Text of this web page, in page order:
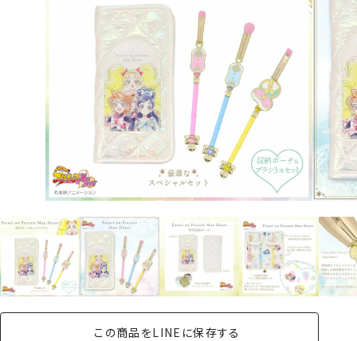
この商品をLINEに保存する